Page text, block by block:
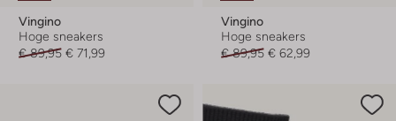
Vingino
Hoge sneakers
€ 89,95 € 71,99
Vingino
Hoge sneakers
€ 89,95 € 62,99